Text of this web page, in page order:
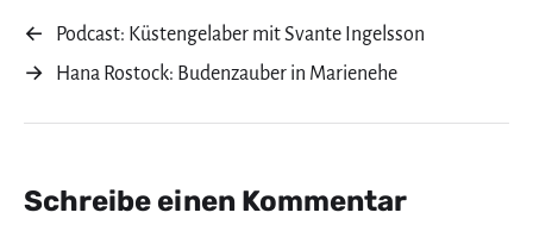
←
Podcast: Küstengelaber mit Svante Ingelsson
→
Hana Rostock: Budenzauber in Marienehe
Schreibe einen Kommentar